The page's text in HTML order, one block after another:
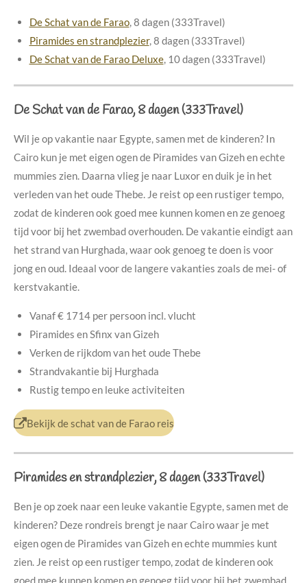
De Schat van de Farao, 8 dagen (333Travel)
Piramides en strandplezier, 8 dagen (333Travel)
De Schat van de Farao Deluxe, 10 dagen (333Travel)
De Schat van de Farao, 8 dagen (333Travel)
Wil je op vakantie naar Egypte, samen met de kinderen? In
Cairo kun je met eigen ogen de Piramides van Gizeh en echte
mummies zien. Daarna vlieg je naar Luxor en duik je in het
verleden van het oude Thebe. Je reist op een rustiger tempo,
zodat de kinderen ook goed mee kunnen komen en ze genoeg
tijd voor bij het zwembad overhouden. De vakantie eindigt aan
het strand van Hurghada, waar ook genoeg te doen is voor
jong en oud. Ideaal voor de langere vakanties zoals de mei- of
kerstvakantie.
Vanaf € 1714 per persoon incl. vlucht
Piramides en Sfinx van Gizeh
Verken de rijkdom van het oude Thebe
Strandvakantie bij Hurghada
Rustig tempo en leuke activiteiten
Bekijk de schat van de Farao reis
Piramides en strandplezier, 8 dagen (333Travel)
Ben je op zoek naar een leuke vakantie Egypte, samen met de
kinderen? Deze rondreis brengt je naar Cairo waar je met
eigen ogen de Piramides van Gizeh en echte mummies kunt
zien. Je reist op een rustiger tempo, zodat de kinderen ook
goed mee kunnen komen en genoeg tijd voor bij het zwembad